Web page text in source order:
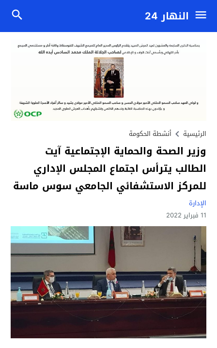
النهار 24
الرئيسية أنشطة الحكومة
وزير الصحة والحماية الإجتماعية آيت
الطالب يترأس اجتماع المجلس الإداري
للمركز الاستشفائي الجامعي سوس ماسة
الإدارة
11 فبراير 2022